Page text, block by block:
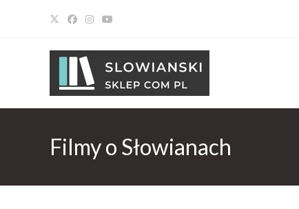
Filmy o Słowianach